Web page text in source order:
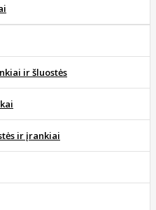
ir šluostės
ir įrankiai